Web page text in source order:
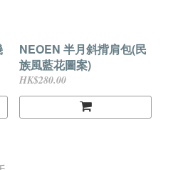
NEOEN 半月斜揹肩包(民
族風藍花圖案)
HK$280.00